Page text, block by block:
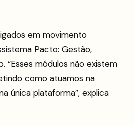
em movimento
Pacto: Gestão,
“Esses módulos não existem
como atuamos na
única plataforma”, explica